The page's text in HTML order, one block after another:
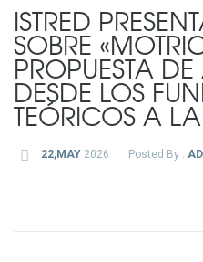
ISTRED
SOBRE
PROPUESTA
DESDE LOS
TEÓRICOS A
22,MAY2026 Posted By :